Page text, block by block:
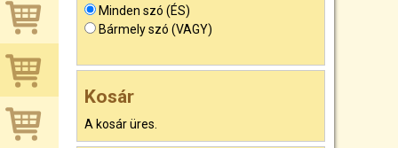
Minden szó (ÉS)
Bármely szó (VAGY)
Kosár
A kosár üres.